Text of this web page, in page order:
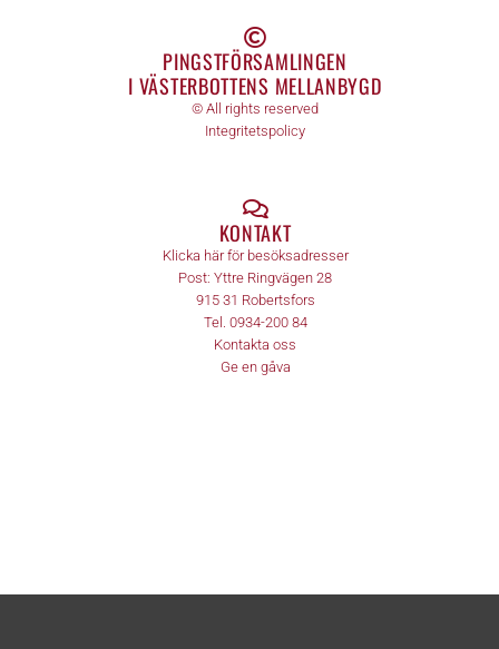
PINGSTFÖRSAMLINGEN
I VÄSTERBOTTENS MELLANBYGD
© All rights reserved
Integritetspolicy
KONTAKT
Klicka här för besöksadresser
Post: Yttre Ringvägen 28
915 31 Robertsfors
Tel. 0934-200 84
Kontakta oss
Ge en gåva